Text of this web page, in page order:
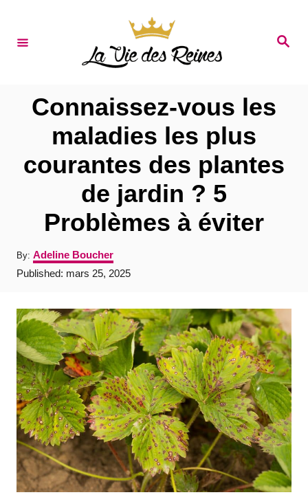
S
Connaissez-vous les
maladies les plus
courantes des plantes
de jardin ? 5
Problèmes à éviter
By: A
u
t
o
r
Adeline Boucher
P
t
e
d
o
n
Published: mars 25, 2025